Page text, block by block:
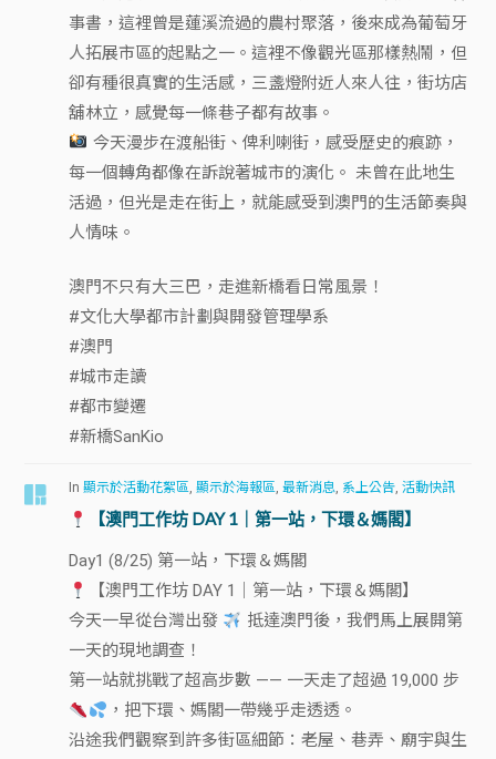
事書，這裡曾是蓮溪流過的農村聚落，後來成為葡萄牙
人拓展市區的起點之一。這裡不像觀光區那樣熱鬧，但
卻有種很真實的生活感，三盞燈附近人來人往，街坊店
舖林立，感覺每一條巷子都有故事。
今天漫步在渡船街、俾利喇街，感受歷史的痕跡，
每一個轉角都像在訴說著城市的演化。 未曾在此地生
活過，但光是走在街上，就能感受到澳門的生活節奏與
人情味。
澳門不只有大三巴，走進新橋看日常風景！
#文化大學都市計劃與開發管理學系
#澳門
#城市走讀
#都市變遷
#新橋SanKio
In顯示於活動花絮區,顯示於海報區,最新消息, 系上公告,活動快訊
【澳門工作坊 DAY 1｜第一站，下環＆媽閣】
Day1 (8/25) 第一站，下環＆媽閣
【澳門工作坊 DAY 1｜第一站，下環＆媽閣】
今天一早從台灣出發
抵達澳門後，我們馬上展開第
一天的現地調查！
第一站就挑戰了超高步數 —— 一天走了超過 19,000 步
，把下環、媽閣一帶幾乎走透透。
沿途我們觀察到許多街區細節：老屋、巷弄、廟宇與生